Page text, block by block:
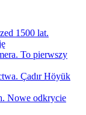
1500 lat.
To pierwszy
Çadır Höyük
Nowe odkrycie